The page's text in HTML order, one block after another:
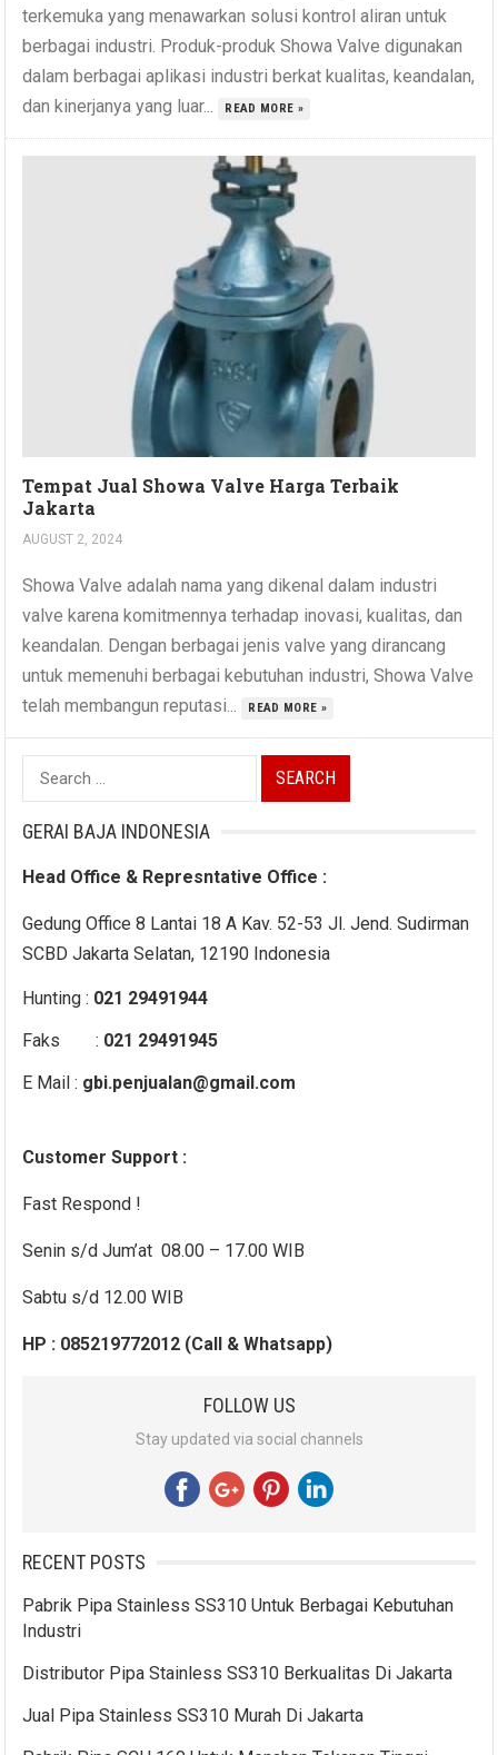
terkemuka yang menawarkan solusi kontrol aliran untuk
berbagai industri. Produk-produk Showa Valve digunakan
dalam berbagai aplikasi industri berkat kualitas, keandalan,
dan kinerjanya yang luar...
READ MORE »
Tempat Jual Showa Valve Harga Terbaik
Jakarta
AUGUST 2, 2024
Showa Valve adalah nama yang dikenal dalam industri
valve karena komitmennya terhadap inovasi, kualitas, dan
keandalan. Dengan berbagai jenis valve yang dirancang
untuk memenuhi berbagai kebutuhan industri, Showa Valve
telah membangun reputasi...
READ MORE »
Search
for:
GERAI BAJA INDONESIA
Head Office & Represntative Office :
Gedung Office 8 Lantai 18 A Kav. 52-53 Jl. Jend. Sudirman
SCBD Jakarta Selatan, 12190 Indonesia
Hunting : 021 29491944
Faks : 021 29491945
E Mail : gbi.penjualan@gmail.com
Customer Support :
Fast Respond !
Senin s/d Jum’at 08.00 – 17.00 WIB
Sabtu s/d 12.00 WIB
HP : 085219772012 (Call & Whatsapp)
FOLLOW US
Stay updated via social channels
RECENT POSTS
Pabrik Pipa Stainless SS310 Untuk Berbagai Kebutuhan
Industri
Distributor Pipa Stainless SS310 Berkualitas Di Jakarta
Jual Pipa Stainless SS310 Murah Di Jakarta